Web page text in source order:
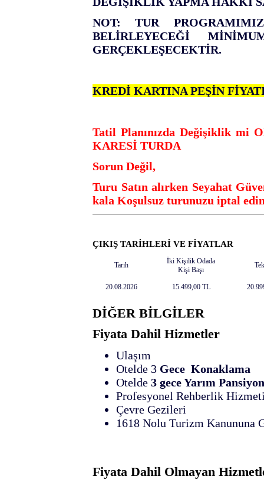
NOT: TUR
BELİRLEYECEĞİ
GERÇEKLEŞECEKTİR.
KREDİ KARTINA PEŞİN
Tatil Planınızda Değişiklik mi
KARESİ TURDA
Sorun Değil,
Turu Satın alırken Seyahat
kala Koşulsuz turunuzu iptal
ÇIKIŞ TARİHLERİ VE FİYATLAR
Tarih
İki Kişilik Odada
Kişi Başı
20.08.2026 15.499,00TL
DİĞER BİLGİLER
Fiyata Dahil Hizmetler
Ulaşım
Otelde 3 Gece Konaklama
Otelde 3 gece Yarım
Profesyonel Rehberlik
Çevre Gezileri
1618 Nolu Turizm Kanununa
Fiyata Dahil Olmayan